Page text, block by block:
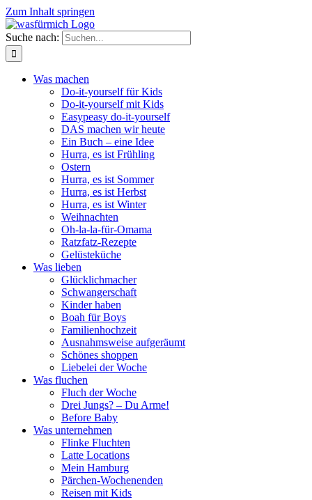
Zum Inhalt springen
Suche nach:
Was machen
Do-it-yourself für Kids
Do-it-yourself mit Kids
Easypeasy do-it-yourself
DAS machen wir heute
Ein Buch – eine Idee
Hurra, es ist Frühling
Ostern
Hurra, es ist Sommer
Hurra, es ist Herbst
Hurra, es ist Winter
Weihnachten
Oh-la-la-für-Omama
Ratzfatz-Rezepte
Gelüsteküche
Was lieben
Glücklichmacher
Schwangerschaft
Kinder haben
Boah für Boys
Familienhochzeit
Ausnahmsweise aufgeräumt
Schönes shoppen
Liebelei der Woche
Was fluchen
Fluch der Woche
Drei Jungs? – Du Arme!
Before Baby
Was unternehmen
Flinke Fluchten
Latte Locations
Mein Hamburg
Pärchen-Wochenenden
Reisen mit Kids